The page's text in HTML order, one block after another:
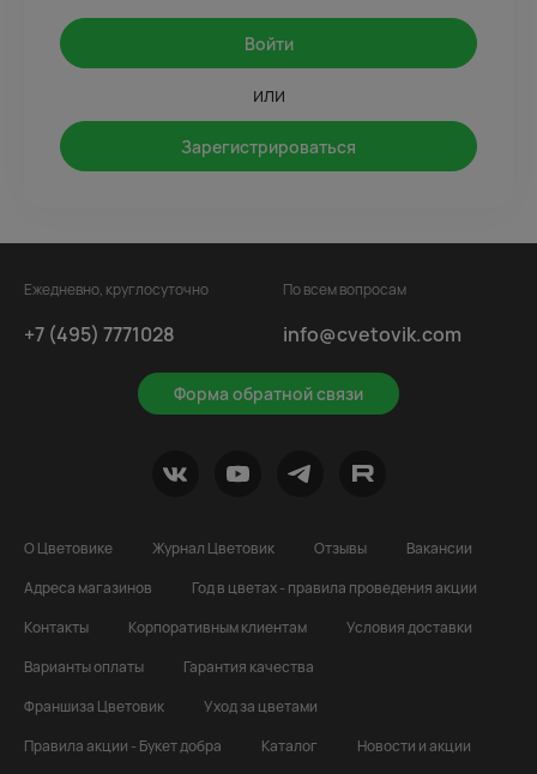
Войти
или
Зарегистрироваться
Ежедневно, круглосуточно
+7 (495) 7771028
Форма обратной связи
По всем вопросам
info@cvetovik.com
О Цветовике Журнал Цветовик Отзывы
Вакансии
Адреса магазинов
Год в цветах - правила проведения акции
Контакты
Корпоративным клиентам
Условия доставки
Варианты оплаты
Гарантия качества
Франшиза Цветовик
Уход за цветами
Правила акции - Букет добра
Каталог Новости и акции